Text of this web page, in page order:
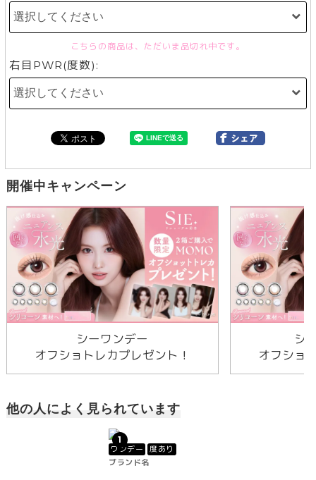
こちらの商品は、ただいま品切れ中です。
右目PWR(度数):
開催中キャンペーン
シーワンデー
オフショトレカプレゼント！
シ
オフショ
他の人によく見られています
1
ワンデー
度あり
ブランド名